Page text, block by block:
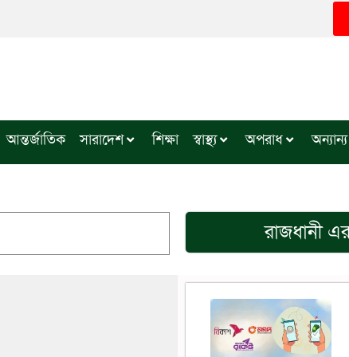
আন্তর্জাতিক সারাদেশ শিক্ষা স্বাস্থ্য অপরাধ অন্যান্য
রাজধানীএর